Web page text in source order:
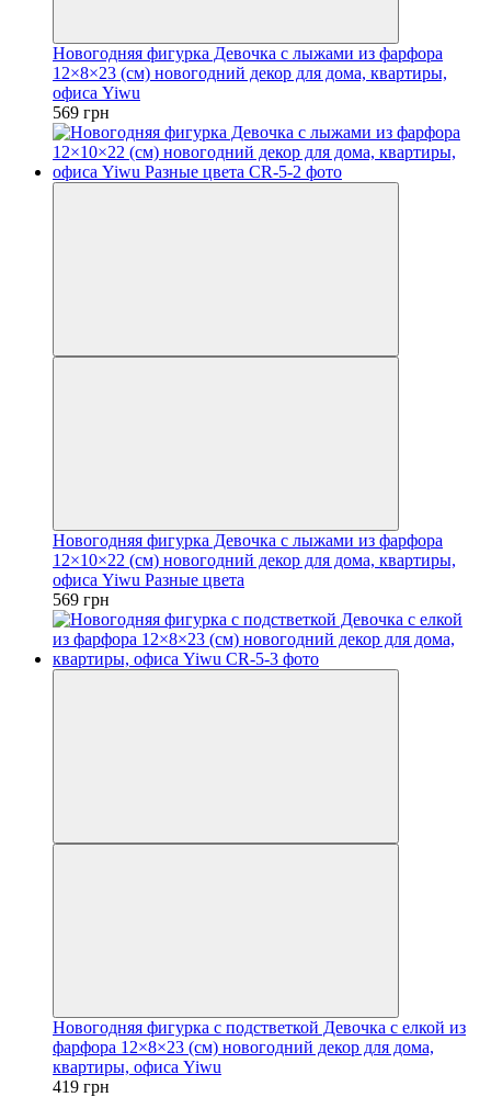
Новогодняя фигурка Девочка с лыжами из фарфора
12×8×23 (см) новогодний декор для дома, квартиры,
офиса Yiwu
569 грн
Новогодняя фигурка Девочка с лыжами из фарфора
12×10×22 (см) новогодний декор для дома, квартиры,
офиса Yiwu Разные цвета
569 грн
Новогодняя фигурка с подстветкой Девочка с елкой из
фарфора 12×8×23 (см) новогодний декор для дома,
квартиры, офиса Yiwu
419 грн